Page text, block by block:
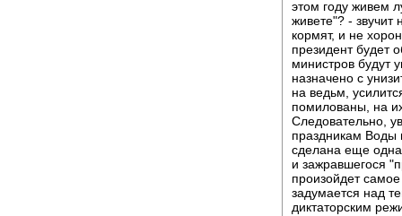
этом году живем
живете"? -
кормят, и не
президент будет
министров будут
назначено с
на ведьм,
помилованы, на
Следовательно,
праздникам Воды
сделана еще
и зажравшегося
произойдет
задумается над
диктаторским